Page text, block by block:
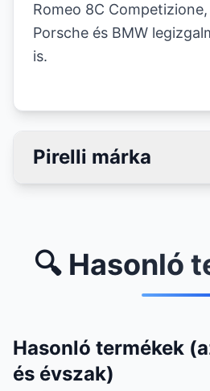
Romeo 8C
Porsche és BMW
is.
Pirelli márka
🔍 Hasonló
Hasonló termékek
és évszak)